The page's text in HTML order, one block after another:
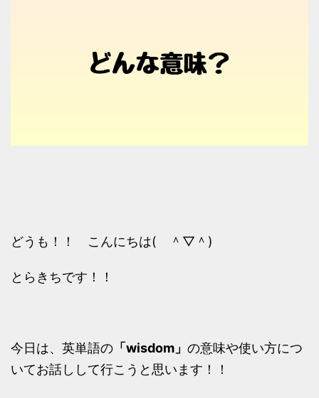
どうも！！ こんにちは( ＾▽＾)
とらきちです！！
今日は、英単語の 「wisdom」 の意味や使い方につ
いてお話しして行こうと思います！！